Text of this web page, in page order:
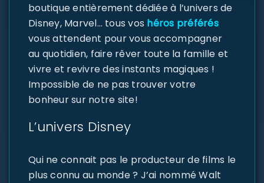
boutique entièrement dédiée à l’univers de
Disney, Marvel… tous vos héros préférés
vous attendent pour vous accompagner
au quotidien, faire rêver toute la famille et
vivre et revivre des instants magiques !
Impossible de ne pas trouver votre
bonheur sur notre site!
L’univers Disney
Qui ne connait pas le producteur de films le
plus connu au monde ? J’ai nommé Walt